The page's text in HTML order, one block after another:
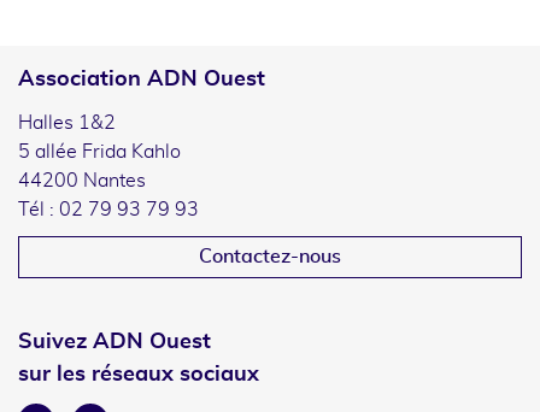
Association ADN Ouest
Halles 1&2
5 allée Frida Kahlo
44200 Nantes
Tél : 02 79 93 79 93
Contactez-nous
Suivez ADN Ouest
sur les réseaux sociaux